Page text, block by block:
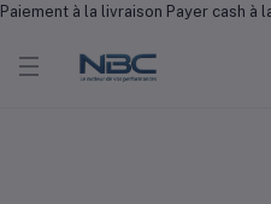
Paiement à la livraison Payer cash à